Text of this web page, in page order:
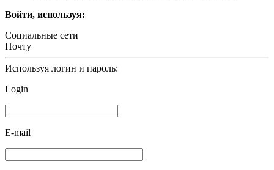
Войти, используя:
Социальные сети
Почту
Используя логин и пароль:
Login
E-mail